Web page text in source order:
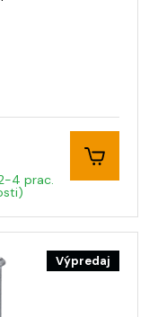
4 prac.
Výpredaj